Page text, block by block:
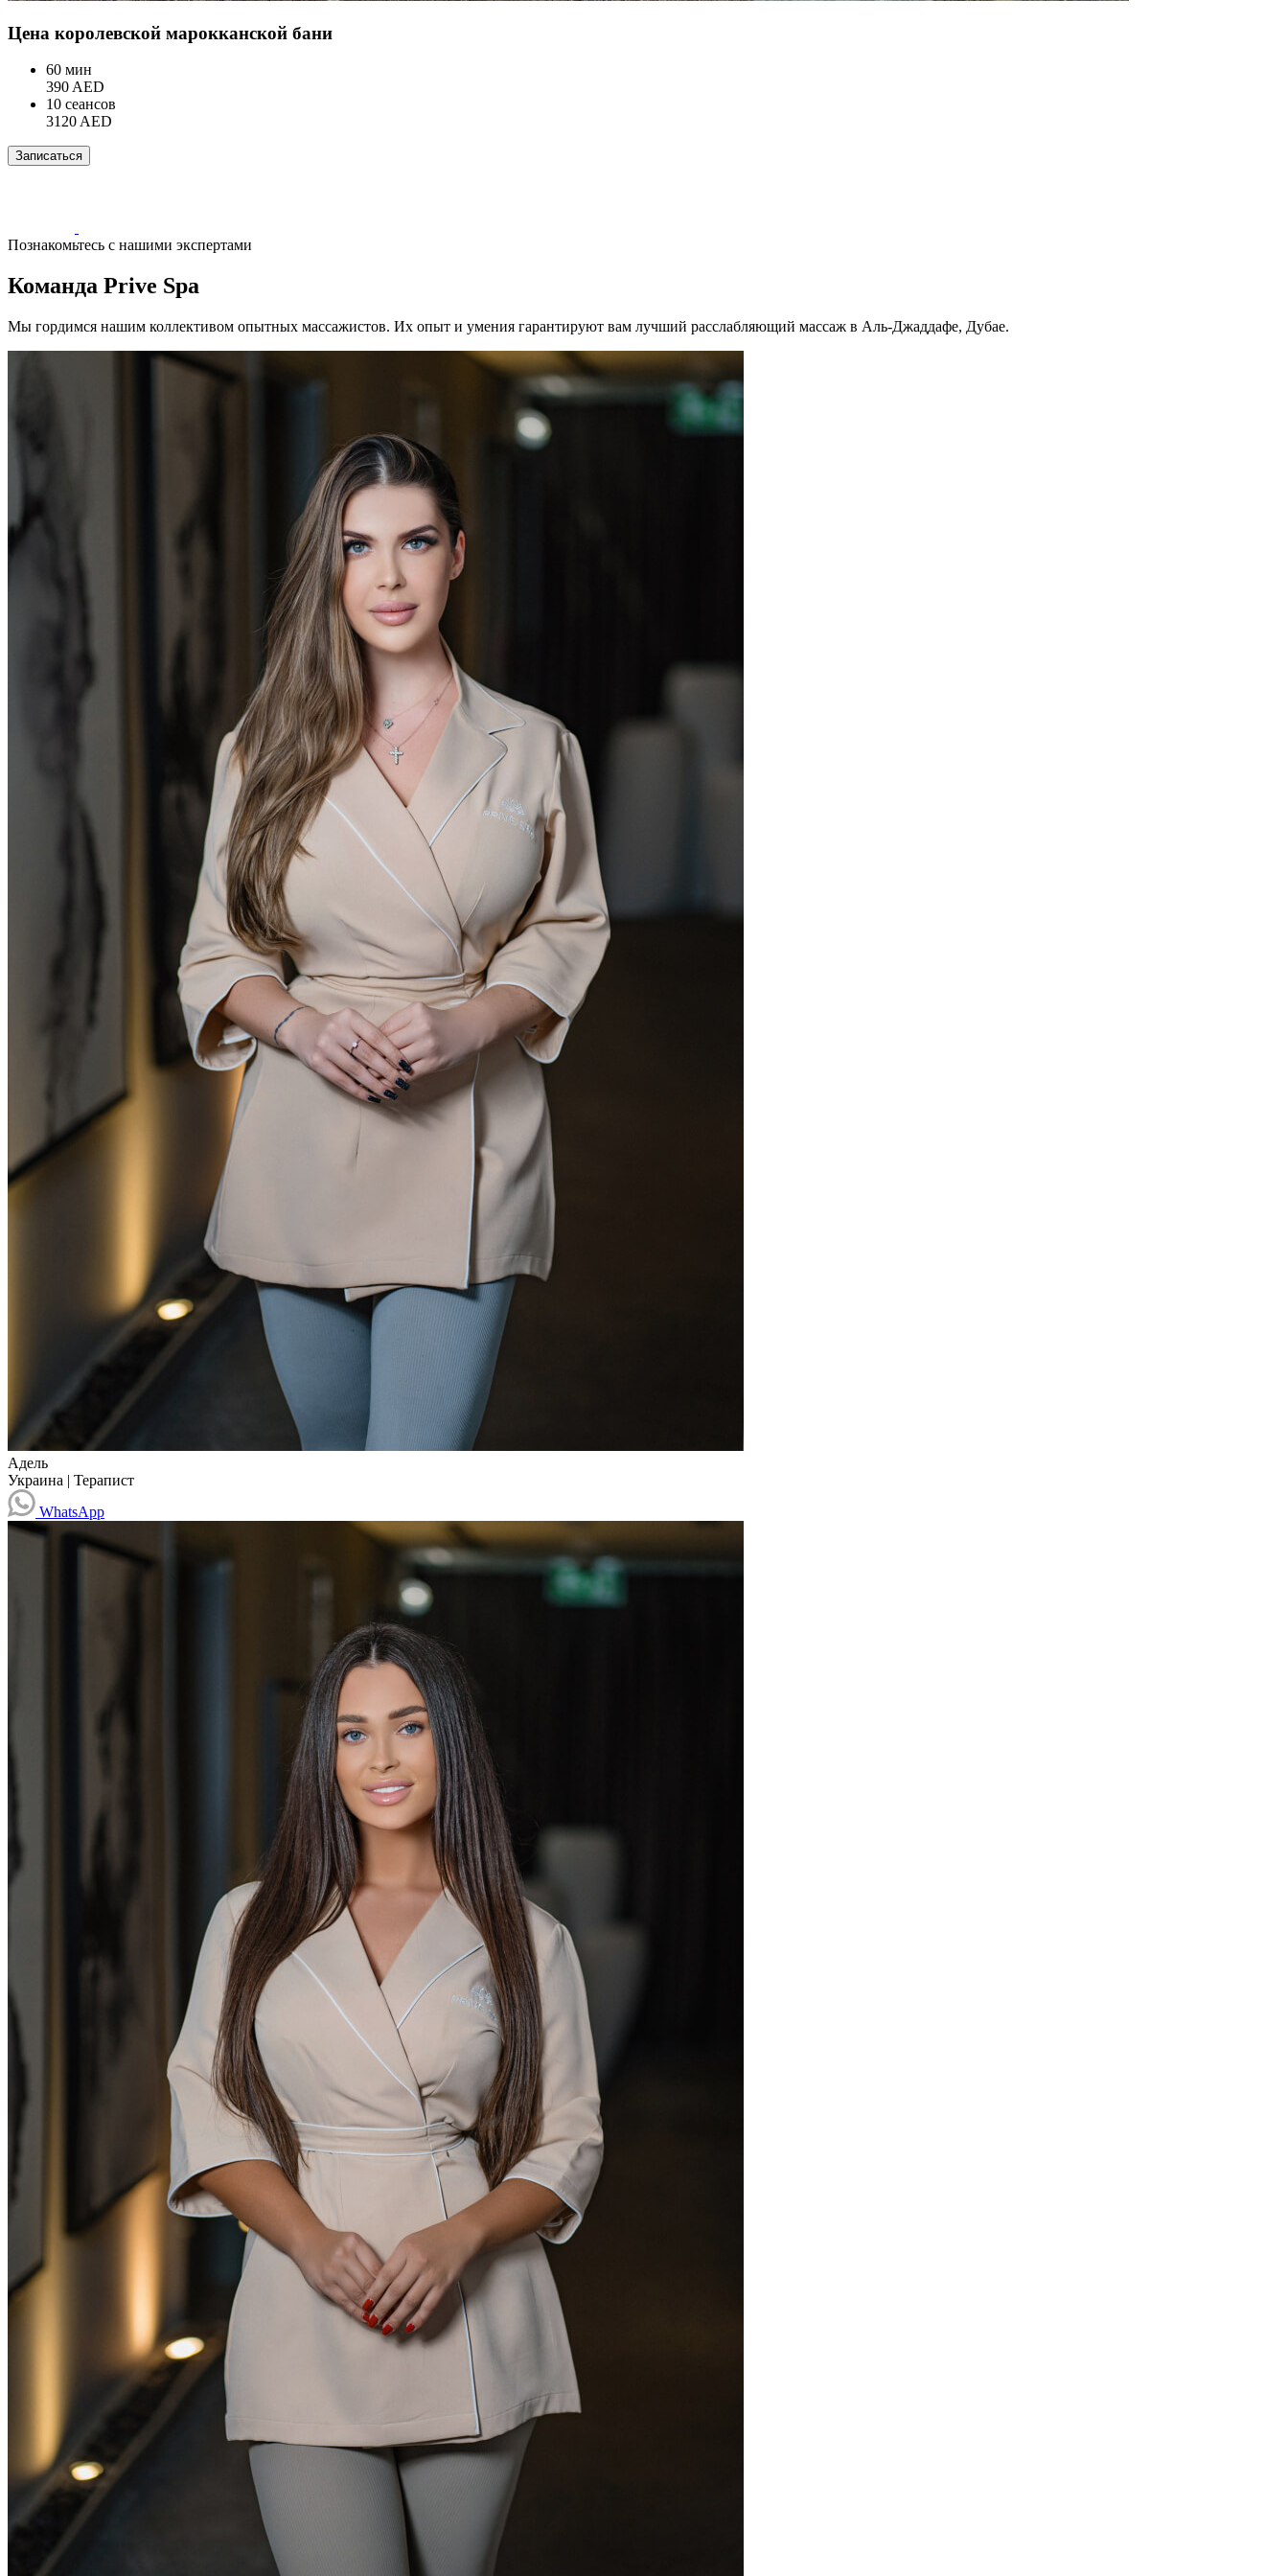
Цена королевской марокканской бани
60 мин
390 AED
10 сеансов
3120 AED
Записаться
Познакомьтесь с нашими экспертами
Команда Prive Spa
Мы гордимся нашим коллективом опытных массажистов. Их опыт и умения гарантируют вам лучший расслабляющий массаж в Аль-Джаддафе, Дубае.
Адель
Украина | Терапист
WhatsApp